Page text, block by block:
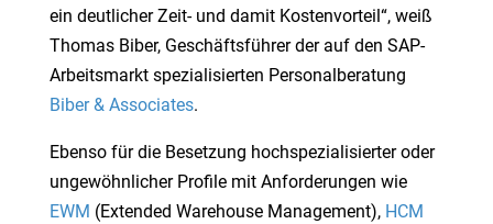
ein deutlicher Zeit- und damit Kostenvorteil“, weiß
Thomas Biber, Geschäftsführer der auf den SAP-
Arbeitsmarkt spezialisierten Personalberatung
Biber & Associates.
Ebenso für die Besetzung hochspezialisierter oder
ungewöhnlicher Profile mit Anforderungen wie
EWM (Extended Warehouse Management), HCM